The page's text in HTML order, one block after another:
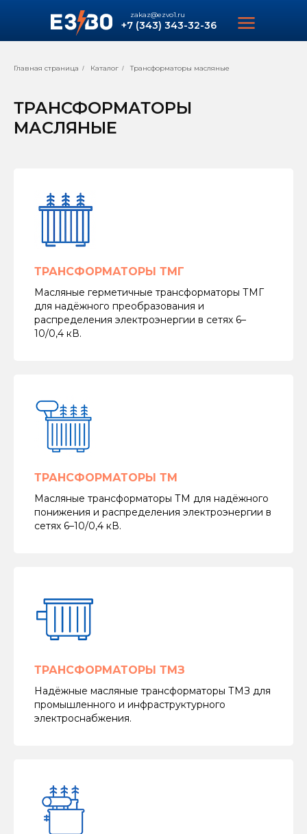
+7 (343) 343-32-36
zakaz@ezvo1.ru
Главная страница / Каталог / Трансформаторы масляные
ТРАНСФОРМАТОРЫ
МАСЛЯНЫЕ
ТРАНСФОРМАТОРЫ ТМГ
Масляные герметичные трансформаторы ТМГ
для надёжного преобразования и
распределения электроэнергии в сетях 6–
10/0,4 кВ.
ТРАНСФОРМАТОРЫ ТМ
Масляные трансформаторы ТМ для надёжного
понижения и распределения электроэнергии в
сетях 6–10/0,4 кВ.
ТРАНСФОРМАТОРЫ ТМЗ
Надёжные масляные трансформаторы ТМЗ для
промышленного и инфраструктурного
электроснабжения.